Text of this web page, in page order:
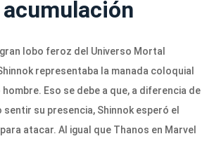
lobo feroz del Universo Mortal
representaba la manada coloquial
Eso se debe a que, a diferencia de
sentir su presencia, Shinnok esperó el
atacar. Al igual que Thanos en Marvel